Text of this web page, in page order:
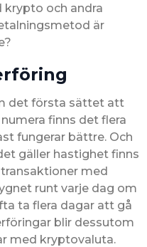
krypto och andra
är
det första sättet att
finns det flera
fungerar bättre. Och
gäller hastighet finns
med
runt varje dag om
ta flera dagar att gå
blir dessutom
med kryptovaluta.